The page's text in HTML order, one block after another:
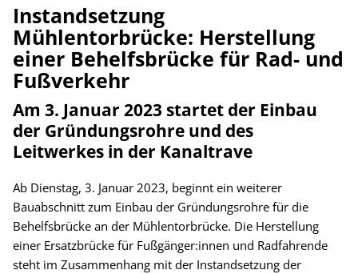
Instandsetzung
Mühlentorbrücke: Herstellung
einer Behelfsbrücke für Rad- und
Fußverkehr
Am 3. Januar 2023 startet der Einbau
der Gründungsrohre und des
Leitwerkes in der Kanaltrave
Ab Dienstag, 3. Januar 2023, beginnt ein weiterer
Bauabschnitt zum Einbau der Gründungsrohre für die
Behelfsbrücke an der Mühlentorbrücke. Die Herstellung
einer Ersatzbrücke für Fußgänger:innen und Radfahrende
steht im Zusammenhang mit der Instandsetzung der